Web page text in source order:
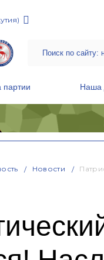
партии Наша
Новости